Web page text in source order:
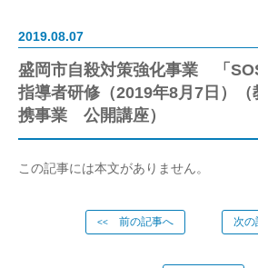
2019.08.07
盛岡市自殺対策強化事業 「
指導者研修（2019年8月7日）（
携事業 公開講座）
この記事には本文がありません。
<< 前の記事へ 次